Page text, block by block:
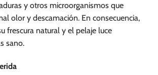
y otros microorganismos que
olor y descamación. En consecuencia,
frescura natural y el pelaje luce
sano.